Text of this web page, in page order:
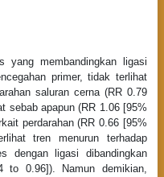
membandingkan ligasi
primer, tidak terlihat
saluran cerna (RR 0.79
sebab apapun (RR 1.06 [95%
perdarahan (RR 0.66 [95%
tren menurun terhadap
dengan ligasi dibandingkan
to 0.96]). Namun demikian,